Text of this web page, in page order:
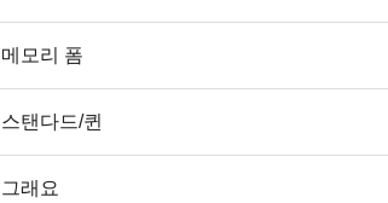
메모리 폼
스탠다드/퀸
그래요